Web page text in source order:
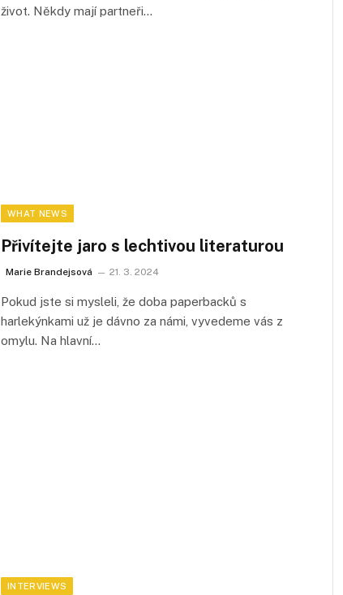
život. Někdy mají partneři…
WHAT NEWS
Přivítejte jaro s lechtivou literaturou
Marie Brandejsová 21. 3. 2024
Pokud jste si mysleli, že doba paperbacků s
harlekýnkami už je dávno za námi, vyvedeme vás z
omylu. Na hlavní…
INTERVIEWS